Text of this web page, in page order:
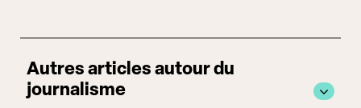
Autres articles autour du
journalisme